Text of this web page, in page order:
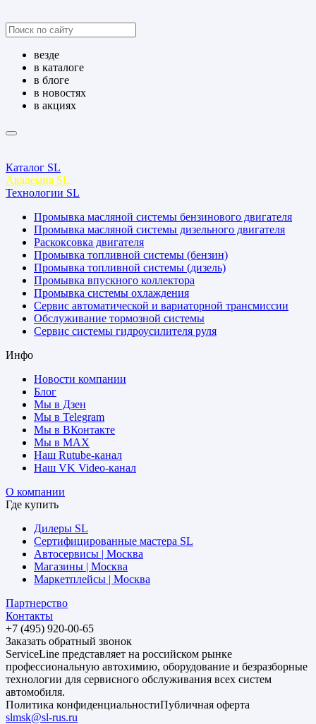
везде
в каталоге
в блоге
в новостях
в акциях
Каталог SL
Академия SL
Технологии SL
Промывка масляной системы бензинового двигателя
Промывка масляной системы дизельного двигателя
Раскоксовка двигателя
Промывка топливной системы (бензин)
Промывка топливной системы (дизель)
Промывка впускного коллектора
Промывка системы охлаждения
Сервис автоматической и вариаторной трансмиссии
Обслуживание тормозной системы
Сервис системы гидроусилителя руля
Инфо
Новости компании
Блог
Мы в Дзен
Мы в Telegram
Мы в ВКонтакте
Мы в MAX
Наш Rutube-канал
Наш VK Video-канал
О компании
Где купить
Дилеры SL
Сертифицированные мастера SL
Автосервисы | Москва
Магазины | Москва
Маркетплейсы | Москва
Партнерство
Контакты
+7 (495) 920-00-65
Заказать обратный звонок
ServiceLine представляет на российском рынке
профессиональную автохимию, оборудование и безразборные
технологии для сервисного обслуживания всех систем
автомобиля.
Политика конфиденциальностиПубличная оферта
slmsk@sl-rus.ru